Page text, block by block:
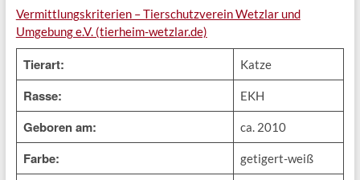
Vermittlungskriterien – Tierschutzverein Wetzlar und
Umgebung e.V. (tierheim-wetzlar.de)
Tierart: Katze
Rasse: EKH
Geboren am: ca. 2010
Farbe: getigert-weiß